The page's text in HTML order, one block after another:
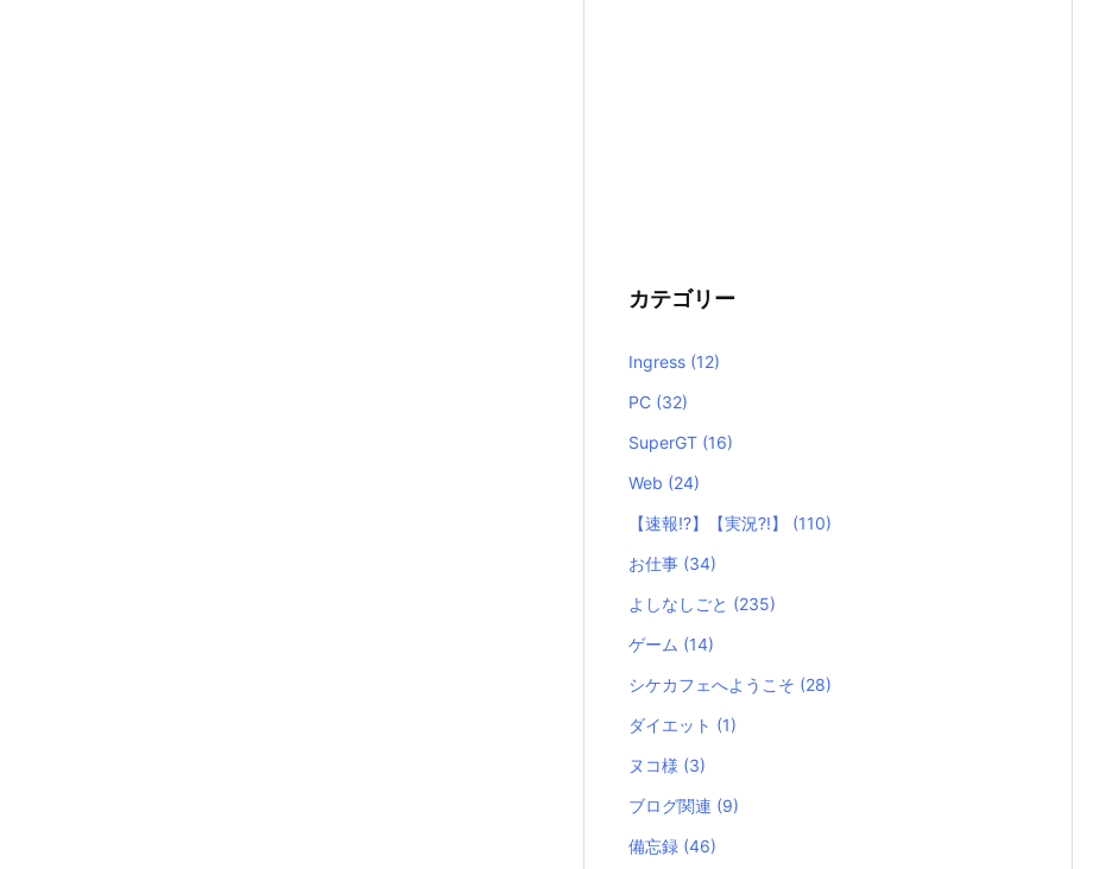
カテゴリー
Ingress (12)
PC (32)
SuperGT (16)
Web (24)
【速報!?】【実況?!】 (110)
お仕事 (34)
よしなしごと (235)
ゲーム (14)
シケカフェへようこそ (28)
ダイエット (1)
ヌコ様 (3)
ブログ関連 (9)
備忘録 (46)